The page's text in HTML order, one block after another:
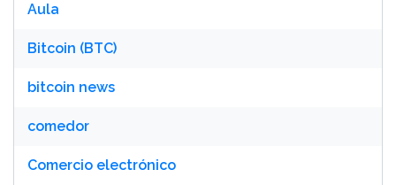
Aula
Bitcoin (BTC)
bitcoin news
comedor
Comercio electrónico